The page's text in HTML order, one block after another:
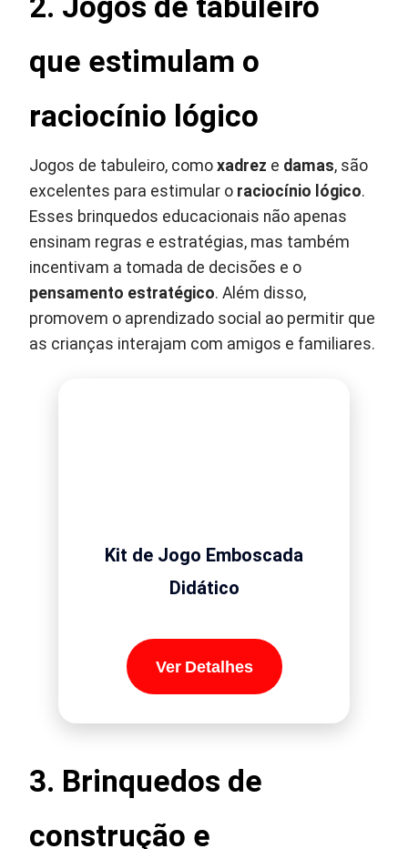
2. Jogos de tabuleiro
que estimulam o
raciocínio lógico
Jogos de tabuleiro, comoxadrez e damas, são
excelentes para estimular o raciocínio lógico.
Esses brinquedos educacionais não apenas
ensinam regras e estratégias, mas também
incentivam a tomada de decisões e o
pensamento estratégico. Além disso,
promovem o aprendizado social ao permitir que
as crianças interajam com amigos e familiares.
Kit de Jogo Emboscada
Didático
Ver Detalhes
3. Brinquedos de
construção e